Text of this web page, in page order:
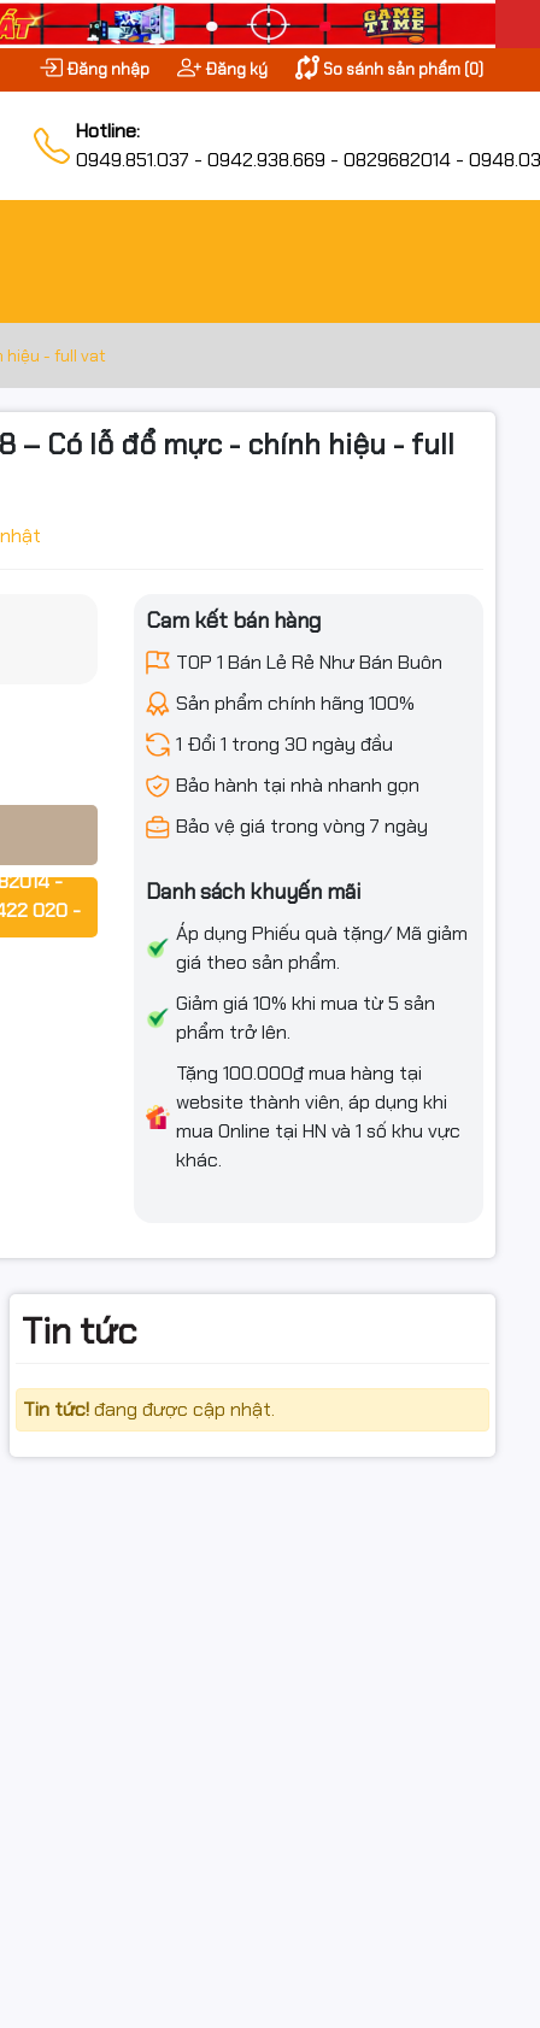
Đăng nhập Đăng ký So sánh sản phẩm (0)
Hotline:
0949.851.037 - 0942.938.669 - 0829682014 -
hiệu - full vat
– Có lỗ đổ mực - chính hiệu - full
-
020 -
Cam kết bán hàng
TOP 1 Bán Lẻ Rẻ Như Bán Buôn
Sản phẩm chính hãng 100%
1 Đổi 1 trong 30 ngày đầu
Bảo hành tại nhà nhanh gọn
Bảo vệ giá trong vòng 7 ngày
Danh sách khuyến mãi
Áp dụng Phiếu quà tặng/ Mã giảm
giá theo sản phẩm.
Giảm giá 10% khi mua từ 5 sản
phẩm trở lên.
Tặng 100.000₫ mua hàng tại
website thành viên, áp dụng khi
mua Online tại HN và 1 số khu vực
khác.
Tin tức
Tin tức!đang được cập nhật.
–
nét –
ưu đãi